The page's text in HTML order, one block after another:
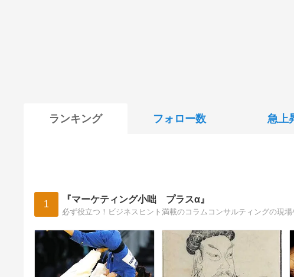
ランキング フォロー数 急上
1 『マーケティング小咄 プラスα』
必ず役立つ！ビジネスヒント満載のコラムコンサルティングの現